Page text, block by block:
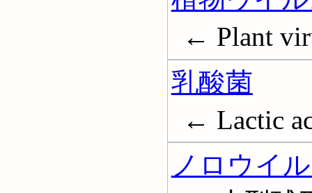
← Plant
乳酸菌
← Lactic
ノロウイ